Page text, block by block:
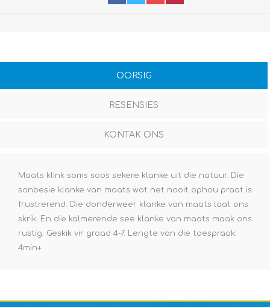
OORSIG
RESENSIES
KONTAK ONS
Maats klink soms soos sekere klanke uit die natuur. Die
sonbesie klanke van maats wat net nooit ophou praat is
frustrerend. Die donderweer klanke van maats laat ons
skrik. En die kalmerende see klanke van maats maak ons
rustig. Geskik vir graad 4-7. Lengte van die toespraak:
4min+